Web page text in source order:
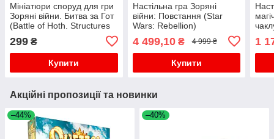
Мініатюри споруд для гри
Зоряні війни. Битва за Гот
(Battle of Hoth. Structures
299 ₴
Купити
Настільна гра Зоряні
війни: Повстання (Star
Wars: Rebellion)
4 499,10₴ 4 999 ₴
Купити
1
Акційні пропозиції та новинки
–44% –40%